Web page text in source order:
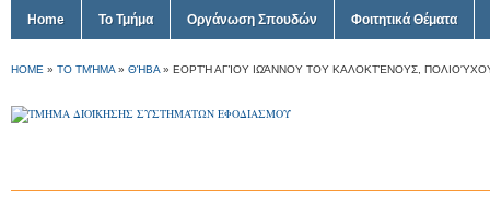
Home Το Τμήμα Οργάνωση Σπουδών Φοιτητικά Θέματα
HOME » ΤΟ ΤΜΉΜΑ » ΘΉΒΑ » ΕΟΡΤΉ ΑΓΊΟΥ ΙΩΆΝΝΟΥ ΤΟΥ ΚΑΛΟΚΤΈΝΟΥΣ,